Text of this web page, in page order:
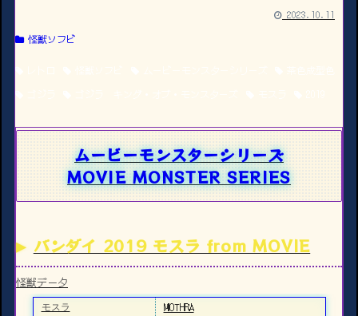
2023.10.11
怪獣ソフビ
ムービーモンスターシリーズ
MOVIE MONSTER SERIES
バンダイ 2019 モスラ from MOVIE
怪獣データ
モスラ MOTHRA